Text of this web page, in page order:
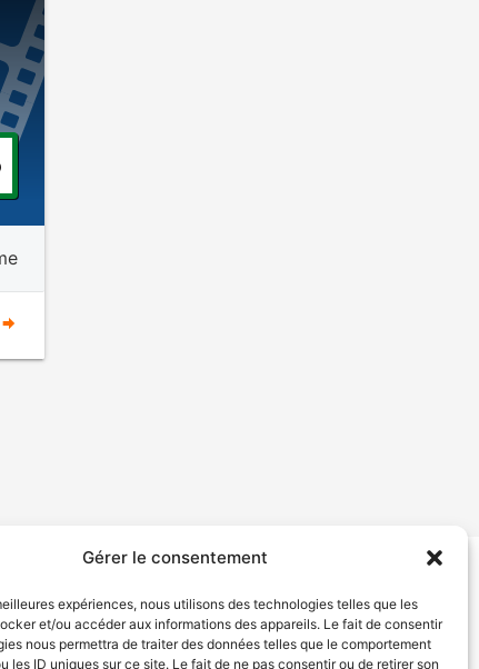
Gérer le consentement
expériences, nous utilisons des technologies telles que les
et/ou accéder aux informations des appareils. Le fait de consentir
nous permettra de traiter des données telles que le comportement
les ID uniques sur ce site. Le fait de ne pas consentir ou de retirer son
de services Politique de confidentialité